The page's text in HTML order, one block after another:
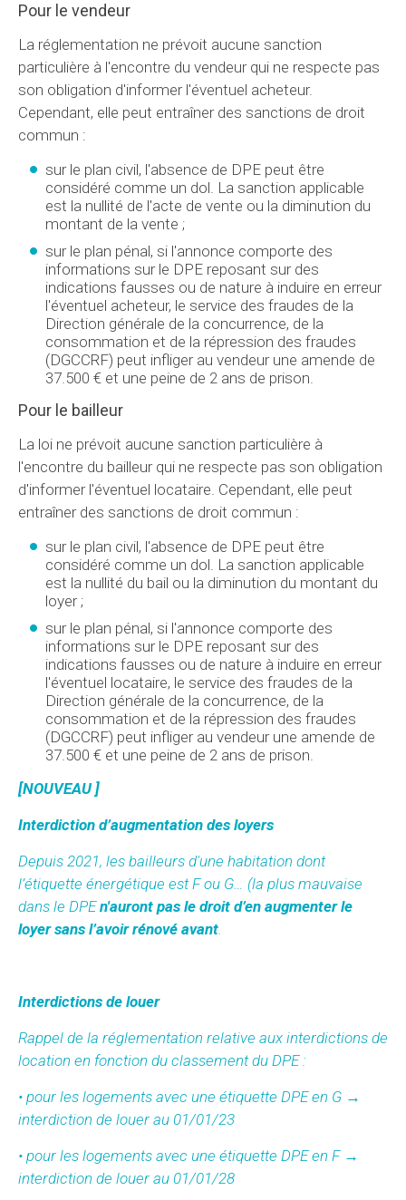
Pour le vendeur
La réglementation ne prévoit aucune sanction
particulière à l'encontre du vendeur qui ne respecte pas
son obligation d'informer l'éventuel acheteur.
Cependant, elle peut entraîner des sanctions de droit
commun :
sur le plan civil, l'absence de DPE peut être
considéré comme un dol. La sanction applicable
est la nullité de l'acte de vente ou la diminution du
montant de la vente ;
sur le plan pénal, si l'annonce comporte des
informations sur le DPE reposant sur des
indications fausses ou de nature à induire en erreur
l'éventuel acheteur, le service des fraudes de la
Direction générale de la concurrence, de la
consommation et de la répression des fraudes
(DGCCRF) peut infliger au vendeur une amende de
37.500 € et une peine de 2 ans de prison.
Pour le bailleur
La loi ne prévoit aucune sanction particulière à
l'encontre du bailleur qui ne respecte pas son obligation
d'informer l'éventuel locataire. Cependant, elle peut
entraîner des sanctions de droit commun :
sur le plan civil, l'absence de DPE peut être
considéré comme un dol. La sanction applicable
est la nullité du bail ou la diminution du montant du
loyer ;
sur le plan pénal, si l'annonce comporte des
informations sur le DPE reposant sur des
indications fausses ou de nature à induire en erreur
l'éventuel locataire, le service des fraudes de la
Direction générale de la concurrence, de la
consommation et de la répression des fraudes
(DGCCRF) peut infliger au vendeur une amende de
37.500 € et une peine de 2 ans de prison.
[NOUVEAU ]
Interdiction d’augmentation des loyers
Depuis 2021, les bailleurs d'une habitation dont
l’étiquette énergétique est F ou G… (la plus mauvaise
dans le DPE n'auront pas le droit d’en augmenter le
loyer sans l’avoir rénové avant.
Interdictions de louer
Rappel de la réglementation relative aux interdictions de
location en fonction du classement du DPE :
• pour les logements avec une étiquette DPE en G →
interdiction de louer au 01/01/23
• pour les logements avec une étiquette DPE en F →
interdiction de louer au 01/01/28